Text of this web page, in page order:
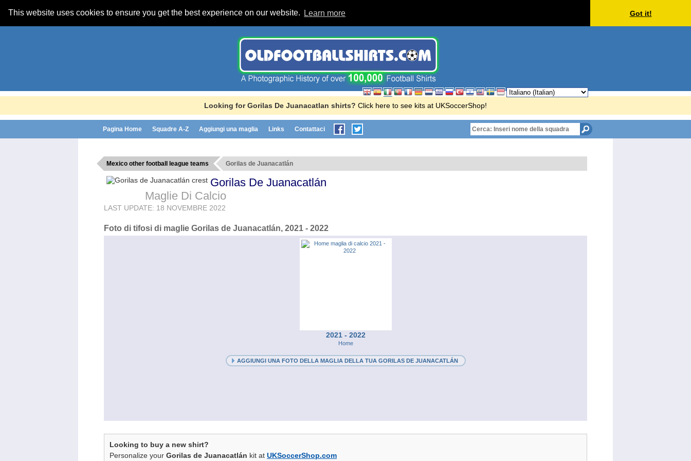
This website uses cookies to ensure you get the best experience on our website. Learn more Got it!
Looking for Gorilas De Juanacatlan shirts? Click here to see kits at UKSoccerShop!
Pagina Home Squadre A-Z Aggiungi una maglia Links Contattaci
Mexico other football league teams Gorilas de Juanacatlán
Gorilas De Juanacatlán
Maglie Di Calcio
LAST UPDATE: 18 NOVEMBRE 2022
Foto di tifosi di maglie Gorilas de Juanacatlán, 2021 - 2022
2021 - 2022
Home
AGGIUNGI UNA FOTO DELLA MAGLIA DELLA TUA GORILAS DE JUANACATLÁN
Looking to buy a new shirt?
Personalize your Gorilas de Juanacatlán kit at UKSoccerShop.com